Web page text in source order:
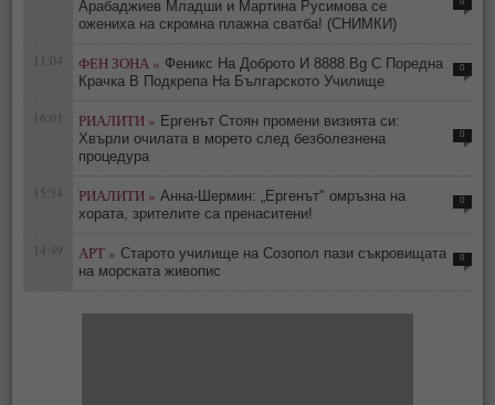
Арабаджиев Младши и Мартина Русимова сe
oжениха на скромна плажна сватба! (СНИМКИ)
0
11:04 ФЕН ЗОНА » Феникс На Доброто И 8888.Bg С Поредна
Крачка В Подкрепа На Българското Училище
0
16:01 РИАЛИТИ » Ергенът Стоян промени визията си:
Хвърли очилата в морето след безболезнена
процедура
0
15:34 РИАЛИТИ » Анна-Шермин: „Ергенът" омръзна на
хората, зрителите са пренаситени!
0
14:49 АРТ » Старото училище на Созопол пази съкровищата
на морската живопис
0